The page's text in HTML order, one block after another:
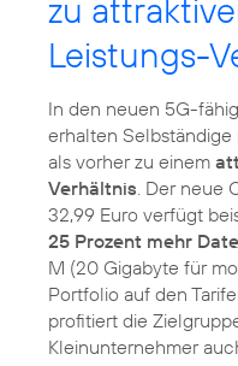
zu
Leistungs-
In den neuen 5G-
erhalten Selbständige
als vorher zu einem
Verhältnis . Der neue
32,99 Euro verfügt
25 Prozent mehr
M (20 Gigabyte für
Portfolio auf den
profitiert die
Kleinunternehmer